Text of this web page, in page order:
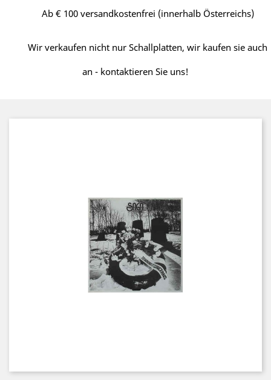
Ab € 100 versandkostenfrei (innerhalb Österreichs)
Wir verkaufen nicht nur Schallplatten, wir kaufen sie auch
an - kontaktieren Sie uns!